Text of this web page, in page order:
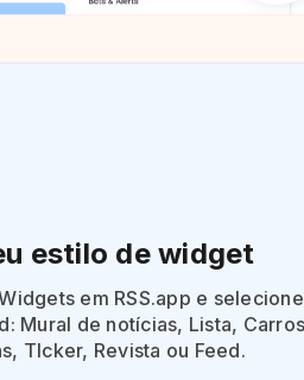
estilo de widget
em RSS.app e
Mural de notícias, Lista,
TIcker, Revista ou Feed.